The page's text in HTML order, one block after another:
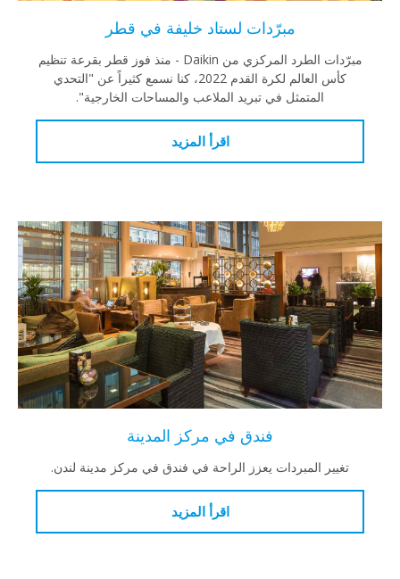
مبرّدات لستاد خليفة في قطر
مبرّدات الطرد المركزي من Daikin - منذ فوز قطر بقرعة تنظيم
كأس العالم لكرة القدم 2022، كنا نسمع كثيراً عن "التحدي
المتمثل في تبريد الملاعب والمساحات الخارجية".
اقرأ المزيد
فندق في مركز المدينة
تغيير المبردات يعزز الراحة في فندق في مركز مدينة لندن.
اقرأ المزيد